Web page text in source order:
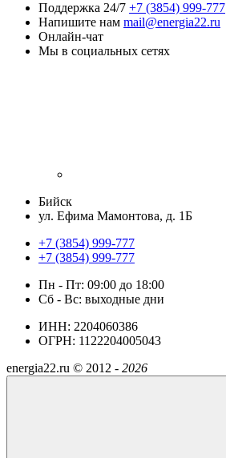
Поддержка 24/7 +7 (3854) 999-777
Напишите нам mail@energia22.ru
Онлайн-чат
Мы в социальных сетях
Бийск
ул. Ефима Мамонтова, д. 1Б
+7 (3854) 999-777
+7 (3854) 999-777
Пн - Пт: 09:00 до 18:00
Сб - Вс: выходные дни
ИНН: 2204060386
ОГРН: 1122204005043
energia22.ru © 2012 - 2026